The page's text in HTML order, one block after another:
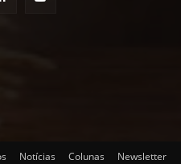
Notícias Colunas Newsletter